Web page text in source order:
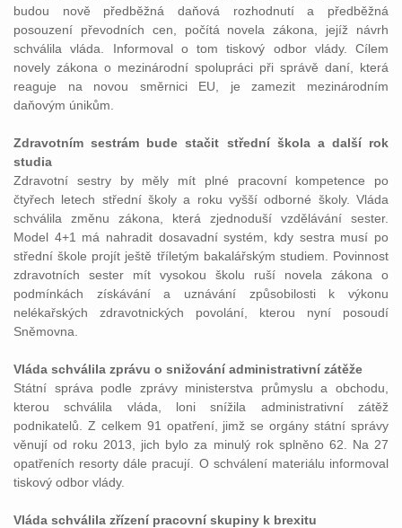
budou nově předběžná daňová rozhodnutí a předběžná
posouzení převodních cen, počítá novela zákona, jejíž návrh
schválila vláda. Informoval o tom tiskový odbor vlády. Cílem
novely zákona o mezinárodní spolupráci při správě daní, která
reaguje na novou směrnici EU, je zamezit mezinárodním
daňovým únikům.
Zdravotním sestrám bude stačit střední škola a další rok
studia
Zdravotní sestry by měly mít plné pracovní kompetence po
čtyřech letech střední školy a roku vyšší odborné školy. Vláda
schválila změnu zákona, která zjednoduší vzdělávání sester.
Model 4+1 má nahradit dosavadní systém, kdy sestra musí po
střední škole projít ještě tříletým bakalářským studiem. Povinnost
zdravotních sester mít vysokou školu ruší novela zákona o
podmínkách získávání a uznávání způsobilosti k výkonu
nelékařských zdravotnických povolání, kterou nyní posoudí
Sněmovna.
Vláda schválila zprávu o snižování administrativní zátěže
Státní správa podle zprávy ministerstva průmyslu a obchodu,
kterou schválila vláda, loni snížila administrativní zátěž
podnikatelů. Z celkem 91 opatření, jimž se orgány státní správy
věnují od roku 2013, jich bylo za minulý rok splněno 62. Na 27
opatřeních resorty dále pracují. O schválení materiálu informoval
tiskový odbor vlády.
Vláda schválila zřízení pracovní skupiny k brexitu